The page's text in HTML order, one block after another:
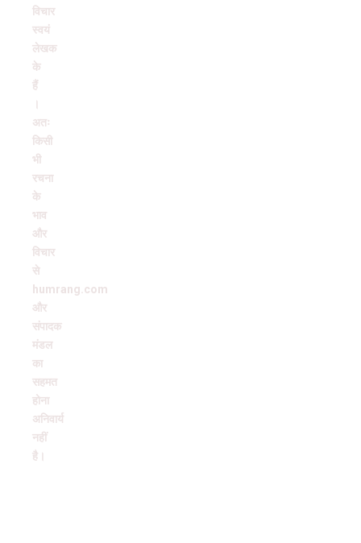
विचार
स्वयं
लेखक
के
हैं
अतः
किसी
भी
रचना
के
भाव
और
विचार
से
humrang.com
और
संपादक
मंडल
का
सहमत
होना
अनिवार्य
नहीं
है।